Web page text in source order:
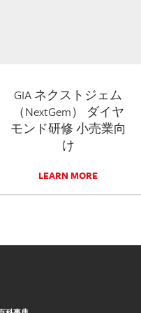
GIA ネクストジェム
（NextGem） ダイヤ
モンド研修 小売業向
け
LEARN MORE